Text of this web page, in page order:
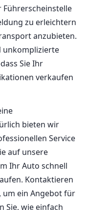
Führerscheinstelle
zu erleichtern
anzubieten.
unkomplizierte
Sie Ihr
verkaufen
bieten wir
Service
auf unsere
Ihr Auto schnell
Kontaktieren
um ein Angebot für
Sie, wie einfach